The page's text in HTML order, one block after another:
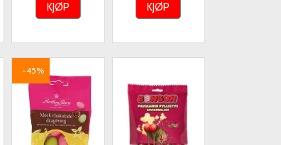
KJØP KJØP
-45%